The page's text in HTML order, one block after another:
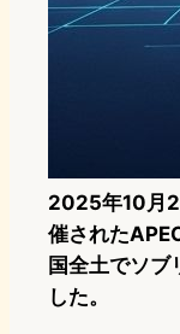
2025年10月
催された
国全土でソ
した。